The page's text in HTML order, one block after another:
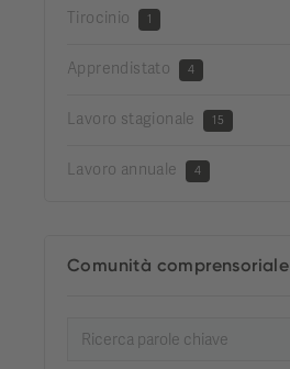
Tirocinio 1
Apprendistato 4
Lavoro stagionale 15
Lavoro annuale 4
Comunità comprensoriale